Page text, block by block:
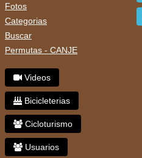
Fotos
Categorias
Buscar
Permutas - CANJE
Videos
Bicicleterias
Cicloturismo
Usuarios